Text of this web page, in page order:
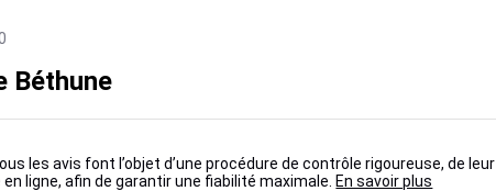
Béthune
les avis font l’objet d’une procédure de contrôle rigoureuse, de leur
ligne, afin de garantir une fiabilité maximale. En savoir plus